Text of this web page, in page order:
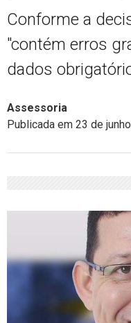
Conforme a
"contém erros
dados
Assessoria
Publicada em 23 de